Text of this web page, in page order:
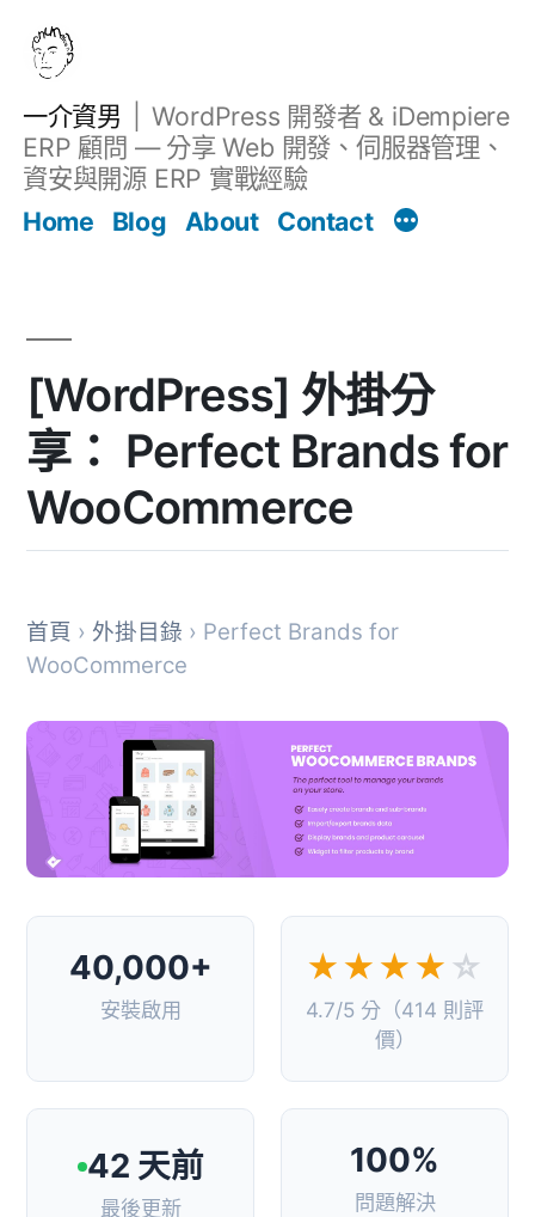
一介資男
WordPress 開發者 & iDempiere
ERP 顧問 — 分享 Web 開發、伺服器管理、
資安與開源 ERP 實戰經驗
Home
Blog About Contact
[WordPress] 外掛分
享： Perfect Brands for
WooCommerce
首頁 › 外掛目錄 › Perfect Brands for
WooCommerce
40,000+
安裝啟用
★★★★ ☆
4.7/5 分（414 則評
價）
42 天前
最後更新
100%
問題解決
文章